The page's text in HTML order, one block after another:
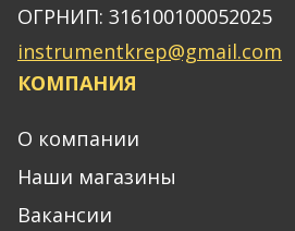
ОГРНИП: 316100100052025
instrumentkrep@gmail.com
КОМПАНИЯ
О компании
Наши магазины
Вакансии